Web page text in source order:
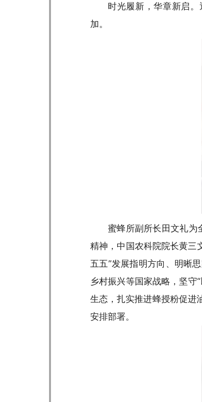
时光履新，华章新启
加。
蜜蜂所副所长田文礼为
精神，中国农科院院长黄三
五五”发展指明方向、明晰
乡村振兴等国家战略，坚守
生态，扎实推进蜂授粉促进
安排部署。